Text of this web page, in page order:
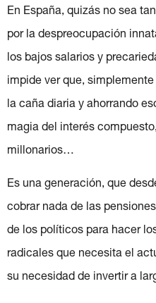
En España, quizás no sea
por la despreocupación
los bajos salarios y
impide ver que,
la caña diaria y ahorrando
magia del interés
millonarios…
Es una generación, que
cobrar nada de las
de los políticos para hacer
radicales que necesita el
su necesidad de invertir a